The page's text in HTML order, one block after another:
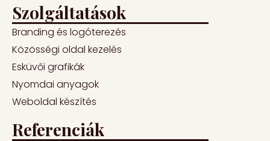
Szolgáltatások
Branding és logóterezés
Közösségi oldal kezelés
Esküvői grafikák
Nyomdai anyagok
Weboldal készítés
Referenciák